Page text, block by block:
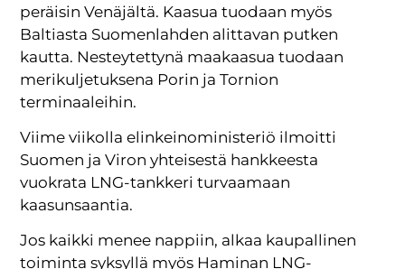
peräisin Venäjältä. Kaasua tuodaan myös
Baltiasta Suomenlahden alittavan putken
kautta. Nesteytettynä maakaasua tuodaan
merikuljetuksena Porin ja Tornion
terminaaleihin.
Viime viikolla elinkeinoministeriö ilmoitti
Suomen ja Viron yhteisestä hankkeesta
vuokrata LNG-tankkeri turvaamaan
kaasunsaantia.
Jos kaikki menee nappiin, alkaa kaupallinen
toiminta syksyllä myös Haminan LNG-